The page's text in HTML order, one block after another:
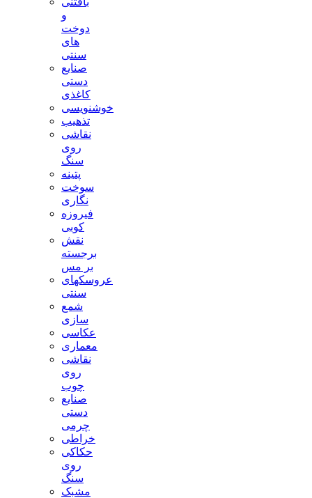
و
دوخت
های
سنتی
صنایع
دستی
کاغذی
خوشنویسی
تذهیب
نقاشی
روی
سنگ
پتینه
سوخت
نگاری
فیروزه
کوبی
نقش
برجسته
بر مس
عروسکهای
سنتی
شمع
سازی
عکاسی
معماری
نقاشی
روی
چوب
صنایع
دستی
چرمی
خراطی
حکاکی
روی
سنگ
مشبک